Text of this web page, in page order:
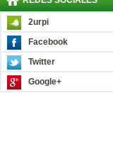
2urpi
Facebook
Twitter
Google+